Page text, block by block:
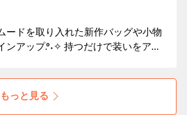
ードを取り入れた新作バッグや小物
ンアップ.°˖✧ 持つだけで装いをアッ
もっと見る